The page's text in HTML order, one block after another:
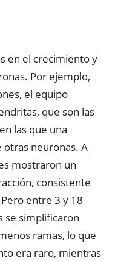
en el crecimiento y
Por ejemplo,
el equipo
que son las
las que una
neuronas. A
mostraron un
consistente
entre 3 y 18
se simplificaron
ramas, lo que
era raro, mientras